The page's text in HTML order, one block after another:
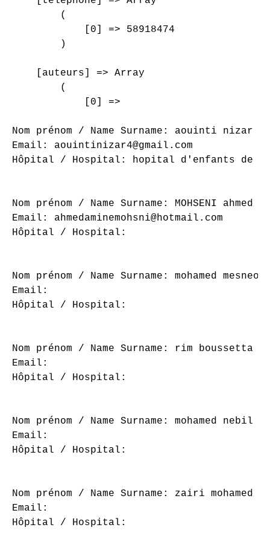
        (
            [0] => 58918474
        )
    [auteurs] => Array
        (
            [0] =>
Nom prénom / Name Surname: aouinti nizar
Email: aouintinizar4@gmail.com
Hôpital / Hospital: hopital d'enfants de
Nom prénom / Name Surname: MOHSENI ahmed
Email: ahmedaminemohsni@hotmail.com
Hôpital / Hospital:
Nom prénom / Name Surname: mohamed
Email:
Hôpital / Hospital:
Nom prénom / Name Surname: rim boussetta
Email:
Hôpital / Hospital:
Nom prénom / Name Surname: mohamed nebil
Email:
Hôpital / Hospital:
Nom prénom / Name Surname: zairi mohamed
Email:
Hôpital / Hospital: